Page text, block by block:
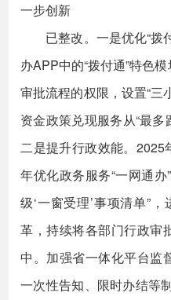
一步创新
已整改。一是优化“拨
办APP中的“拨付通”特色
审批流程的权限，设置“三
资金政策兑现服务从“最多
二是提升行政效能。
年优化政务服务“一网通
级‘一窗受理’事项清单”
革，持续将各部门行政审
中。加强省一体化平台监
一次性告知、限时办结等